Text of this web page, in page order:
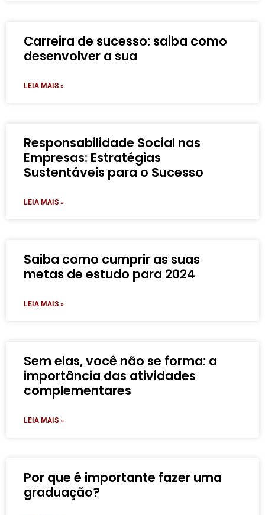
Carreira de sucesso: saiba como
desenvolver a sua
LEIA MAIS »
Responsabilidade Social nas
Empresas: Estratégias
Sustentáveis para o Sucesso
LEIA MAIS »
Saiba como cumprir as suas
metas de estudo para 2024
LEIA MAIS »
Sem elas, você não se forma: a
importância das atividades
complementares
LEIA MAIS »
Por que é importante fazer uma
graduação?